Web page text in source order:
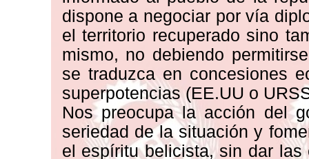
dispone a negociar por vía
el territorio recuperado sino
mismo, no debiendo
se traduzca en concesiones
superpotencias (EE.UU o
Nos preocupa la acción del
seriedad de la situación y
el espíritu belicista, sin dar